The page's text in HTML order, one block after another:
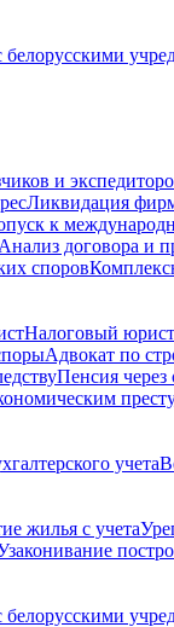
и
Ликвидация
к
Анализ договора и
споров
Налоговый юрист
Адвокат по
Пенсия через
учета
жилья с учета